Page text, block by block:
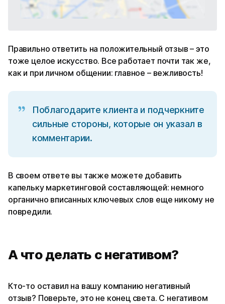
Правильно ответить на положительный отзыв – это
тоже целое искусство. Все работает почти так же,
как и при личном общении: главное – вежливость!
Поблагодарите клиента и подчеркните
сильные стороны, которые он указал в
комментарии.
В своем ответе вы также можете добавить
капельку маркетинговой составляющей: немного
органично вписанных ключевых слов еще никому не
повредили.
А что делать с негативом?
Кто-то оставил на вашу компанию негативный
отзыв? Поверьте, это не конец света. С негативом